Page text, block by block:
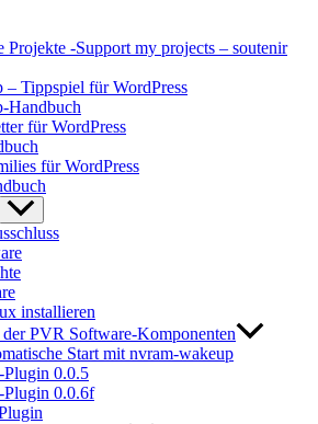
Projekte -Support my projects – soutenir
– Tippspiel für WordPress
Handbuch
für WordPress
für WordPress
installieren
PVR Software-Komponenten
Start mit nvram-wakeup
Plugin 0.0.5
Plugin 0.0.6f